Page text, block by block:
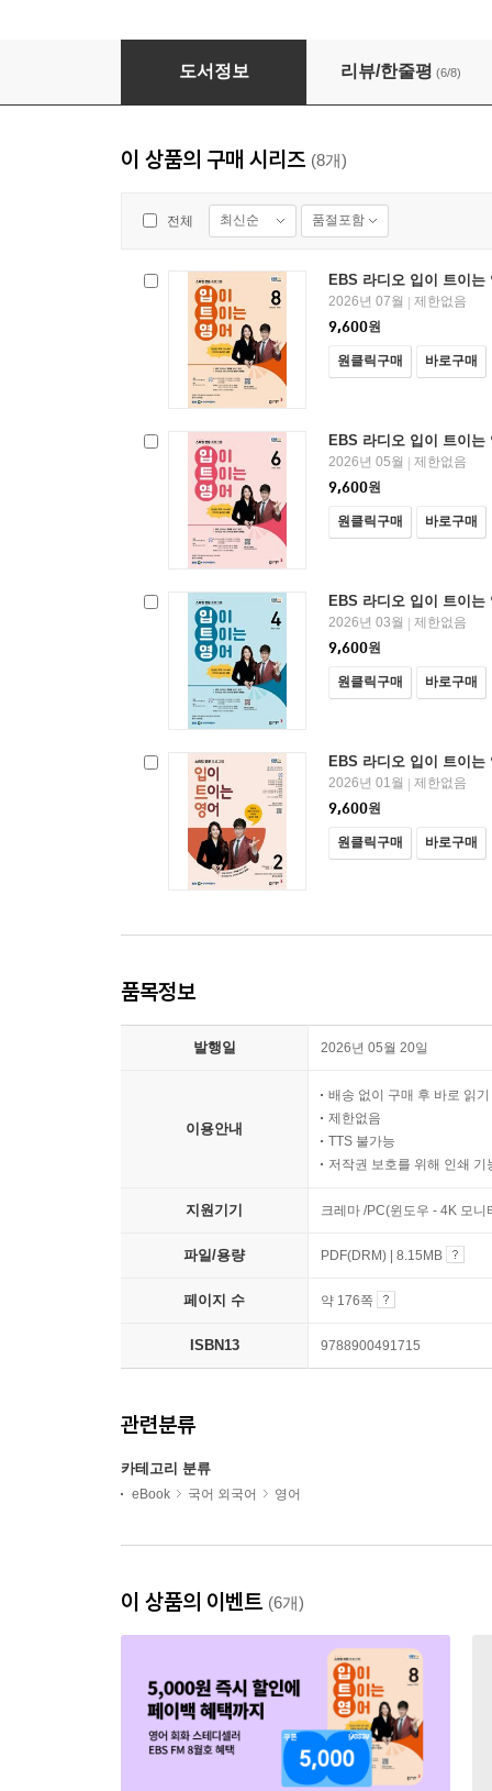
EBS 라디오 입이 트이는 영어 2026년 7월호
도서정보 리뷰/한줄평 (6/8)
이 상품의 구매 시리즈 (8개)
전체 최신순 품절포함
EBS 라디오 입이 트이는
2026년 07월 | 제한없음
9,600원
원클릭구매 바로구매
EBS 라디오 입이 트이는
2026년 05월 | 제한없음
9,600원
원클릭구매 바로구매
EBS 라디오 입이 트이는
2026년 03월 | 제한없음
9,600원
원클릭구매 바로구매
EBS 라디오 입이 트이는
2026년 01월 | 제한없음
9,600원
원클릭구매 바로구매
품목정보
발행일 2026년 05월 20일
이용안내
배송 없이 구매 후 바로 읽기
제한없음
TTS 불가능
저작권 보호를 위해 인쇄 기
지원기기 크레마 /PC(윈도우 - 4K 모
파일/용량 PDF(DRM) | 8.15MB
페이지 수 약 176쪽
ISBN13 9788900491715
관련분류
카테고리 분류
eBook 국어 외국어 영어
이 상품의 이벤트 (6개)